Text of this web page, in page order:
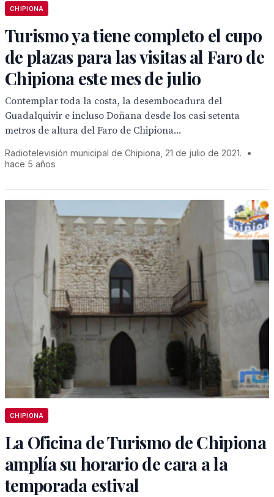
CHIPIONA
Turismo ya tiene completo el cupo
de plazas para las visitas al Faro de
Chipiona este mes de julio
Contemplar toda la costa, la desembocadura del
Guadalquivir e incluso Doñana desde los casi setenta
metros de altura del Faro de Chipiona...
Radiotelevisión municipal de Chipiona, 21 de julio de 2021.
•
hace 5 años
CHIPIONA
La Oficina de Turismo de Chipiona
amplía su horario de cara a la
temporada estival